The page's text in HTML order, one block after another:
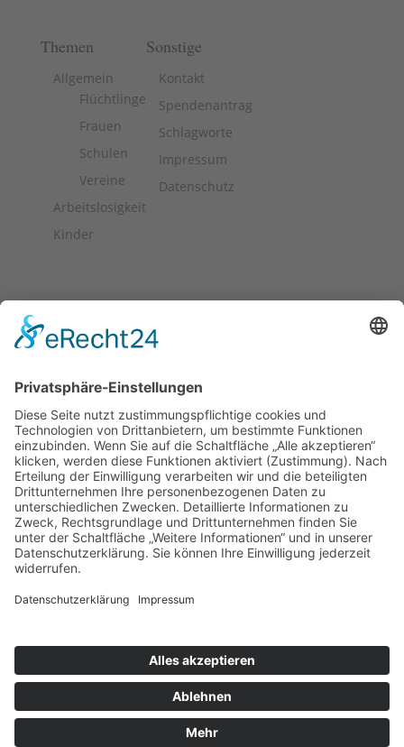
Themen
Allgemein
Flüchtlinge
Frauen
Schulen
Vereine
Arbeitslosigkeit
Kinder
Sonstige
Kontakt
Spendenantrag
Schlagworte
Impressum
Datenschutz
Stiftung
Fördermittel für die Jugend- und Altenhilfe sowie für
in Mönchengladbach, Düsseldorf und Krefeld zur
Verfügung. […]
Datenschutz
Cookie-Einstellungen
Copyright © 2017-2026 Schaffrath Stiftung für